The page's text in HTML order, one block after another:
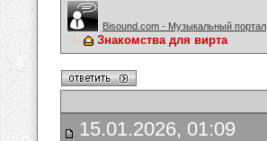
Bisound.com - Музыкальный портал
Знакомства для вирта
15.01.2026, 01:09